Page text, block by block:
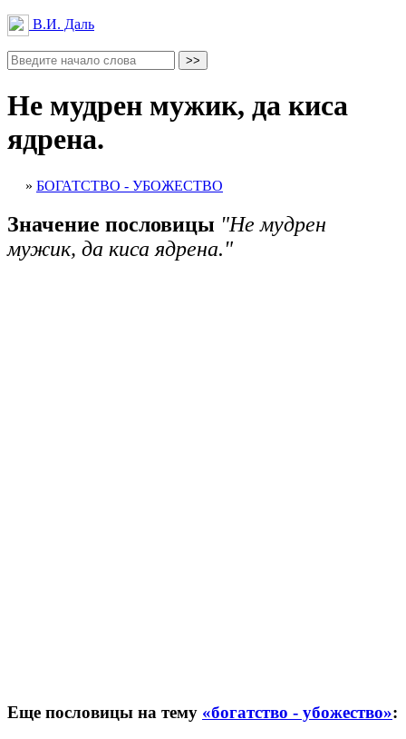
В.И. Даль
Не мудрен мужик, да киса
ядрена.
» БОГАТСТВО - УБОЖЕСТВО
Значение пословицы "Не мудрен
мужик, да киса ядрена."
Еще пословицы на тему «богатство - убожество»: